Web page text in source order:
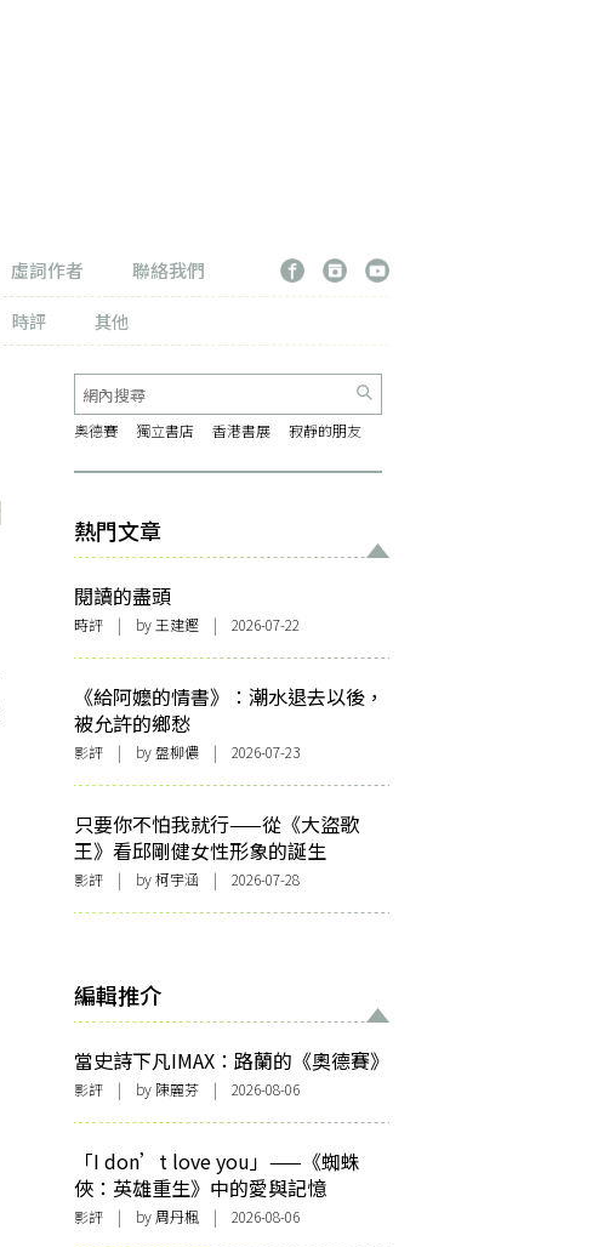
虛詞作者
聯絡我們
時評 其他
奧德賽 獨立書店 香港書展 寂靜的朋友
熱門文章
閱讀的盡頭
時評 | by 王建鏗 | 2026-07-22
《給阿嬤的情書》：潮水退去以後，
被允許的鄉愁
影評 | by 盤柳儂 | 2026-07-23
只要你不怕我就行——從《大盜歌
王》看邱剛健女性形象的誕生
影評 | by 柯宇涵 | 2026-07-28
編輯推介
當史詩下凡IMAX：路蘭的《奧德賽》
影評 | by 陳麗芬 | 2026-08-06
「I don’t love you」——《蜘蛛
俠：英雄重生》中的愛與記憶
影評 | by 周丹楓 | 2026-08-06